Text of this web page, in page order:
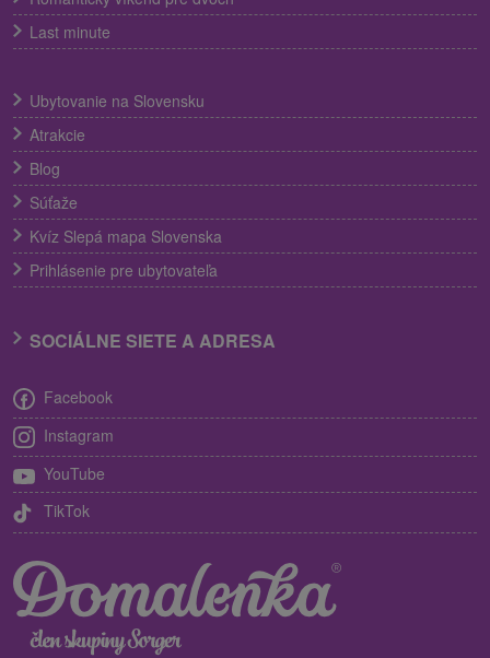
Last minute
Ubytovanie na Slovensku
Atrakcie
Blog
Súťaže
Kvíz Slepá mapa Slovenska
Prihlásenie pre ubytovateľa
SOCIÁLNE SIETE A ADRESA
Facebook
Instagram
YouTube
TikTok